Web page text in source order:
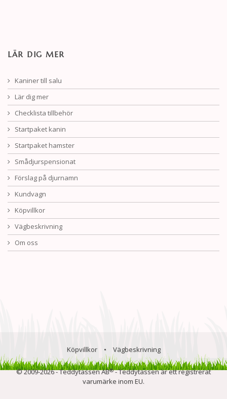
LÄR DIG MER
Kaniner till salu
Lär dig mer
Checklista tillbehör
Startpaket kanin
Startpaket hamster
Smådjurspensionat
Förslag på djurnamn
Kundvagn
Köpvillkor
Vägbeskrivning
Om oss
Köpvillkor • Vägbeskrivning
© 2009-2026 - Teddytassen AB®- Teddytassen är ett registrerat
varumärke inom EU.